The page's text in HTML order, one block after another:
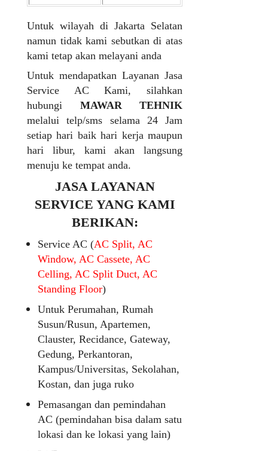
Untuk wilayah di Jakarta Selatan
namun tidak kami sebutkan di atas
kami tetap akan melayani anda
Untuk mendapatkan Layanan Jasa
Service AC Kami, silahkan
hubungi MAWAR TEHNIK
melalui telp/sms selama 24 Jam
setiap hari baik hari kerja maupun
hari libur, kami akan langsung
menuju ke tempat anda.
JASA LAYANAN
SERVICE YANG KAMI
BERIKAN:
Service AC (AC Split, AC
Window, AC Cassete, AC
Celling, AC Split Duct, AC
Standing Floor)
Untuk Perumahan, Rumah
Susun/Rusun, Apartemen,
Clauster, Recidance, Gateway,
Gedung, Perkantoran,
Kampus/Universitas, Sekolahan,
Kostan, dan juga ruko
Pemasangan dan pemindahan
AC (pemindahan bisa dalam satu
lokasi dan ke lokasi yang lain)